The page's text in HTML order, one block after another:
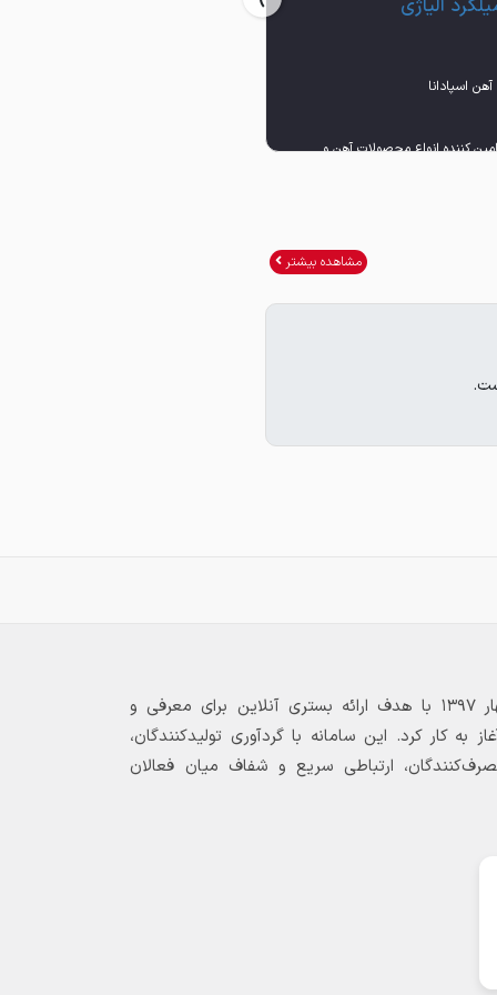
آلیاژی
کننده انواع محصولات آهن و
📌مشاهده پروفایل آرادآهن اسپادانا 👇🏻
مشاهده بیشتر
بازارگاه الکترونیکی فولاد ۲۴ از بهار ۱۳۹۷ با هدف ارائه بستری آنلاین برای معرفی و
کار کرد. این سامانه با گردآوری تولیدکنندگان،
ارتباطی سریع و شفاف میان فعالان